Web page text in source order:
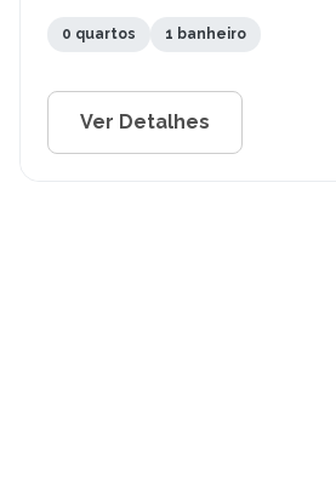
0 quartos 1 banheiro
Ver Detalhes